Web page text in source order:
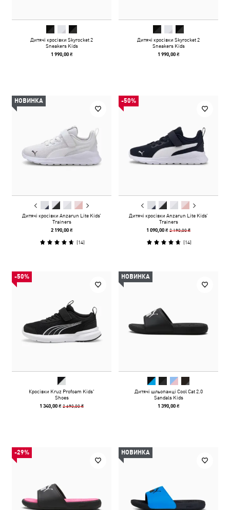
Дитячі кросівки Skyrocket 2
Sneakers Kids
1 990,00 ₴
Дитячі кросівки Skyrocket 2
Sneakers Kids
1 990,00 ₴
НОВИНКА
Дитячі кросівки Anzarun Lite Kids’
Trainers
2 190,00 ₴
(14)
-50%
Дитячі кросівки Anzarun Lite Kids’
Trainers
1 090,00 ₴2 190,00 ₴
(14)
-50%
Кросівки Kruz Profoam Kids'
Shoes
1 340,00 ₴2 690,00 ₴
НОВИНКА
Дитячі шльопанці Cool Cat 2.0
Sandals Kids
1 390,00 ₴
-29% НОВИНКА